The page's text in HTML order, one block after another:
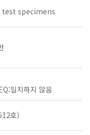
specimens
일치하지 않음
호)